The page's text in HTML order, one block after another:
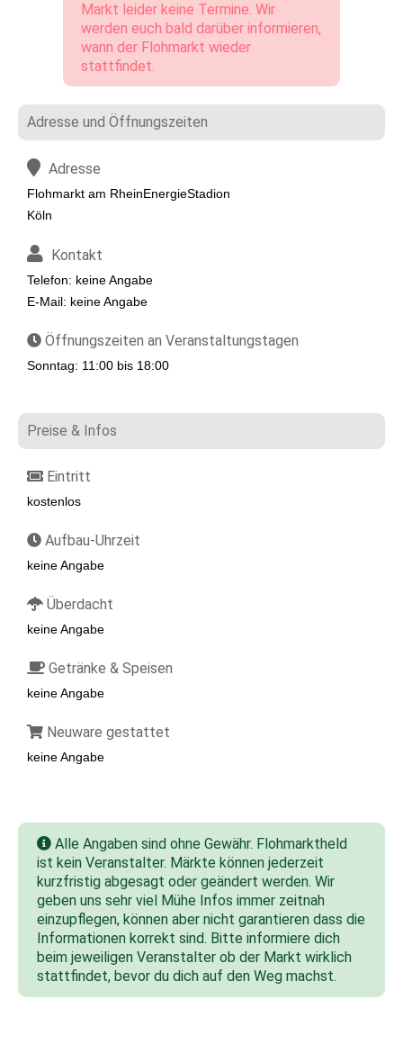
Markt leider keine Termine. Wir
werden euch bald darüber informieren,
wann der Flohmarkt wieder
stattfindet.
Adresse und Öffnungszeiten
Adresse
Flohmarkt am RheinEnergieStadion
Köln
Kontakt
Telefon: keine Angabe
E-Mail: keine Angabe
Öffnungszeiten an Veranstaltungstagen
Sonntag: 11:00 bis 18:00
Preise & Infos
Eintritt
kostenlos
Aufbau-Uhrzeit
keine Angabe
Überdacht
keine Angabe
Getränke & Speisen
keine Angabe
Neuware gestattet
keine Angabe
Alle Angaben sind ohne Gewähr. Flohmarktheld
ist kein Veranstalter. Märkte können jederzeit
kurzfristig abgesagt oder geändert werden. Wir
geben uns sehr viel Mühe Infos immer zeitnah
einzupflegen, können aber nicht garantieren dass die
Informationen korrekt sind. Bitte informiere dich
beim jeweiligen Veranstalter ob der Markt wirklich
stattfindet, bevor du dich auf den Weg machst.